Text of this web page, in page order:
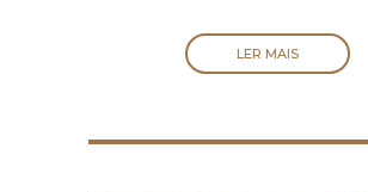
LER MAIS